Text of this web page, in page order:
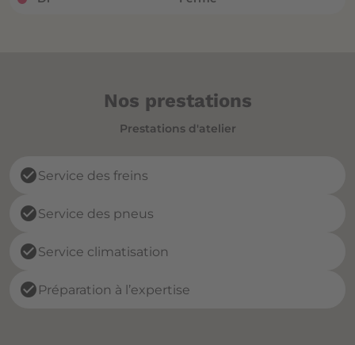
Nos prestations
Prestations d'atelier
check_circleService des freins
check_circleService des pneus
check_circleService climatisation
check_circle Préparation à l’expertise